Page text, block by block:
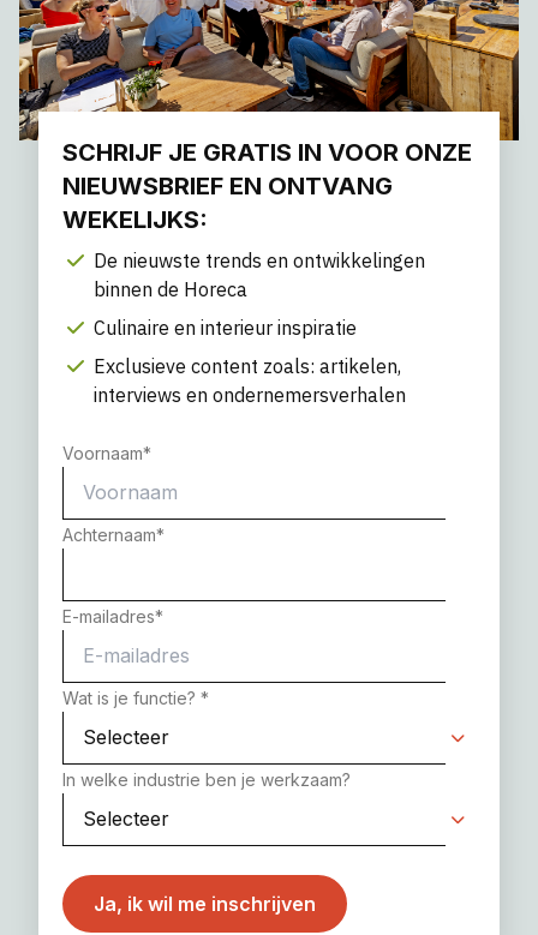
SCHRIJF JE GRATIS IN VOOR ONZE
NIEUWSBRIEF EN ONTVANG
WEKELIJKS:
De nieuwste trends en ontwikkelingen
binnen de Horeca
Culinaire en interieur inspiratie
Exclusieve content zoals: artikelen,
interviews en ondernemersverhalen
Voornaam*
Achternaam*
E-mailadres*
Wat is je functie? *
In welke industrie ben je werkzaam?